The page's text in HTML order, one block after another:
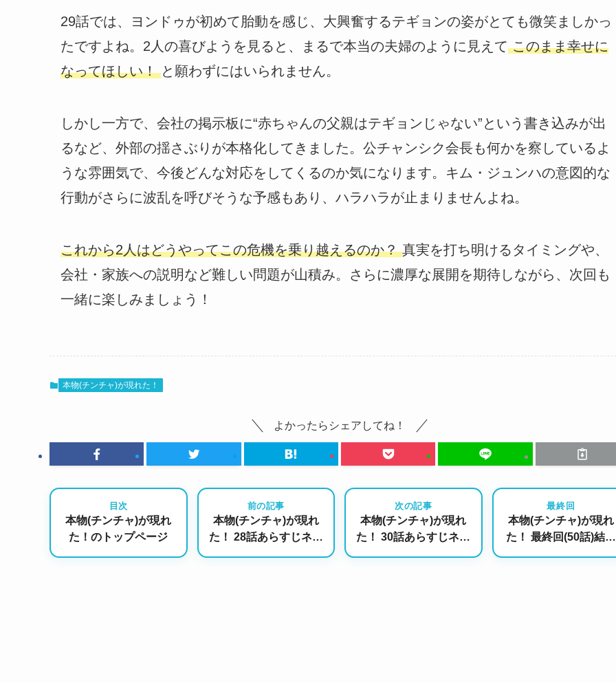
29話では、ヨンドゥが初めて胎動を感じ、大興奮するテギョンの姿がとても微笑ましかっ
たですよね。2人の喜びようを見ると、まるで本当の夫婦のように見えてこのまま幸せに
なってほしい！と願わずにはいられません。
しかし一方で、会社の掲示板に“赤ちゃんの父親はテギョンじゃない”という書き込みが出
るなど、外部の揺さぶりが本格化してきました。公チャンシク会長も何かを察しているよ
うな雰囲気で、今後どんな対応をしてくるのか気になります。キム・ジュンハの意図的な
行動がさらに波乱を呼びそうな予感もあり、ハラハラが止まりませんよね。
これから2人はどうやってこの危機を乗り越えるのか？真実を打ち明けるタイミングや、
会社・家族への説明など難しい問題が山積み。さらに濃厚な展開を期待しながら、次回も
一緒に楽しみましょう！
本物(チンチャ)が現れた！
よかったらシェアしてね！
目次
本物(チンチャ)が現れ
た！のトップページ
前の記事
本物(チンチャ)が現れ
た！ 28話あらすじネタ
次の記事
本物(チンチャ)が現れ
た！ 30話あらすじネタ
最終回
本物(チンチャ)が現れ
た！ 最終回(50話)結末